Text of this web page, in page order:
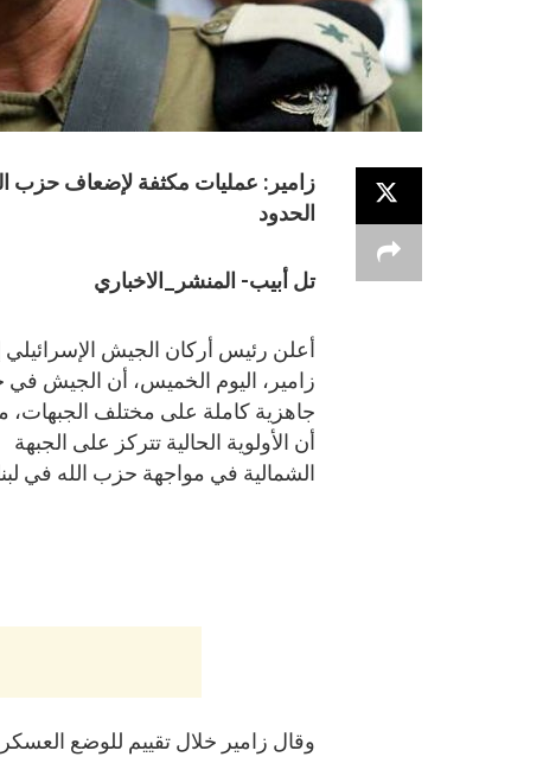
زامير: عمليات مكثفة لإضعاف حزب الله
الحدود
تل أبيب- المنشر_الاخباري
أعلن رئيس أركان الجيش الإسرائيلي
زامير، اليوم الخميس، أن الجيش في
جاهزية كاملة على مختلف الجبهات،
أن الأولوية الحالية تتركز على الجبهة
الشمالية في مواجهة حزب الله في
وقال زامير خلال تقييم للوضع